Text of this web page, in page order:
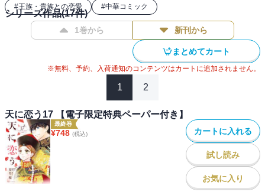
※電子限定特典ペーパー付き
#王族・貴族との恋愛 #中華コミック
シリーズ作品(17件)
1巻から 新刊から
まとめてカート
※無料、予約、入荷通知のコンテンツはカートに追加されません。
1 2
天に恋う17 【電子限定特典ペーパー付き】
最終巻
¥748 (税込) カートに入れる
試し読み
お気に入り